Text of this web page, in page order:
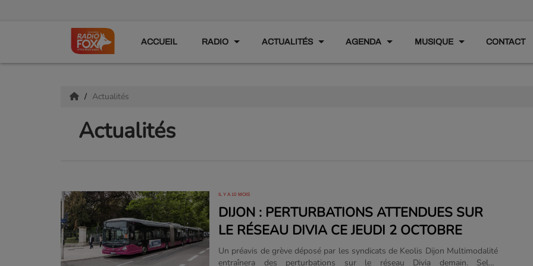
ACCUEIL RADIO ACTUALITÉS AGENDA MUSIQUE CONTACT
Actualités
Actualités
IL Y A 10 MOIS
DIJON : PERTURBATIONS ATTENDUES SUR
LE RÉSEAU DIVIA CE JEUDI 2 OCTOBRE
Un préavis de grève déposé par les syndicats de Keolis Dijon Multimodalité
entraînera des perturbations sur le réseau Divia demain. Selon